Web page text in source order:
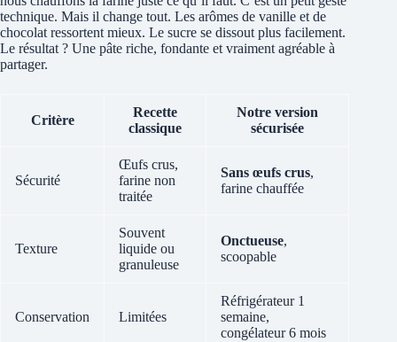
technique. Mais il change tout. Les arômes de vanille et de
chocolat ressortent mieux. Le sucre se dissout plus facilement.
Le résultat ? Une pâte riche, fondante et vraiment agréable à
partager.
Critère
Recette
classique
Notre version
sécurisée
Sécurité
Œufs crus,
farine non
traitée
Sans œufs crus,
farine chauffée
Texture
Souvent
liquide ou
granuleuse
Onctueuse,
scoopable
Conservation Limitées
Réfrigérateur 1
semaine,
congélateur 6 mois